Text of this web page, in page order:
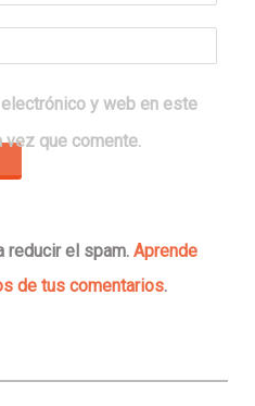
y web en este
vez que comente.
reducir el spam. Aprende
de tus comentarios.